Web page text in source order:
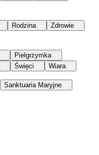
Rodzina
Zdrowie
Pielgrzymka
Święci Wiara
Sanktuaria Maryjne